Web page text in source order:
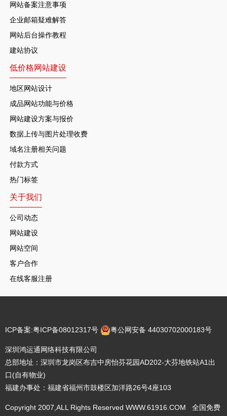
网站备案注意事项
企业邮箱疑难解答
网站后台操作教程
建站协议
低价格网站建设
地区网站设计
成品网站功能与价格
网站建设方案与报价
数据上传与图片处理收费
域名注册相关问题
付款方式
热门标签
关于我们
公司动态
网站建设
网站空间
客户合作
在线客服注册
ICP备案:粤ICP备08012317号 粤公网安备 44030702000183号
深圳鸿运通网络科技有限公司
总部地址：深圳市龙岗区布吉中房怡芬花园AD202-大芬地铁站A1出
口(自有物业)
福建办事处：福建省福州市鼓楼区加洋路26号4座103
Copyright 2007,ALL Rights Reserved WWW.61916.COM 全国免费